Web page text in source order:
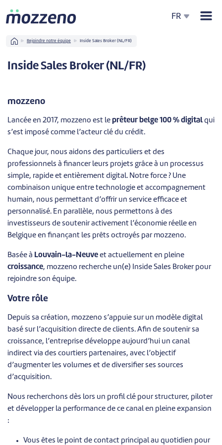
FR
Home
Rejoindre notre équipe Inside Sales Broker (NL/FR)
Inside Sales Broker (NL/FR)
mozzeno
Lancée en 2017, mozzeno est le prêteur belge 100 % digital qui
s’est imposé comme l’acteur clé du crédit.
Chaque jour, nous aidons des particuliers et des
professionnels à financer leurs projets grâce à un processus
simple, rapide et entièrement digital. Notre force ? Une
combinaison unique entre technologie et accompagnement
humain, nous permettant d’offrir un service efficace et
personnalisé. En parallèle, nous permettons à des
investisseurs de soutenir activement l’économie réelle en
Belgique en finançant les prêts octroyés par mozzeno.
Basée à Louvain-la-Neuve et actuellement en pleine
croissance, mozzeno recherche un(e) Inside Sales Broker pour
rejoindre son équipe.
Votre rôle
Depuis sa création, mozzeno s’appuie sur un modèle digital
basé sur l’acquisition directe de clients. Afin de soutenir sa
croissance, l’entreprise développe aujourd’hui un canal
indirect via des courtiers partenaires, avec l’objectif
d’augmenter les volumes et de diversifier ses sources
d’acquisition.
Nous recherchons dès lors un profil clé pour structurer, piloter
et développer la performance de ce canal en pleine expansion
:
Vous êtes le point de contact principal au quotidien pour